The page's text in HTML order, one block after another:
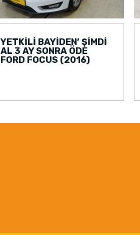
YETKİLİ BAYİDEN’ ŞİMDİ
AL 3 AY SONRA ÖDE
FORD FOCUS (2016)